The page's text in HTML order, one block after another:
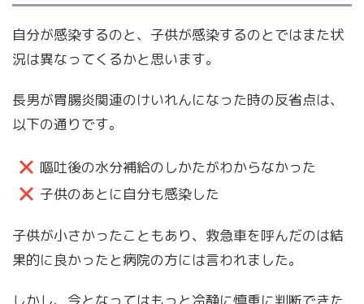
自分が感染するのと、子供が感染するのとではまた状
況は異なってくるかと思います。
長男が胃腸炎関連のけいれんになった時の反省点は、
以下の通りです。
嘔吐後の水分補給のしかたがわからなかった
子供のあとに自分も感染した
子供が小さかったこともあり、救急車を呼んだのは結
果的に良かったと病院の方には言われました。